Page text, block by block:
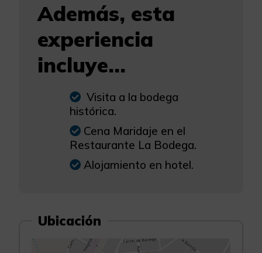
Además, esta
experiencia
incluye...
Visita a la bodega
histórica.
Cena Maridaje en el
Restaurante La Bodega.
Alojamiento en hotel.
Ubicación